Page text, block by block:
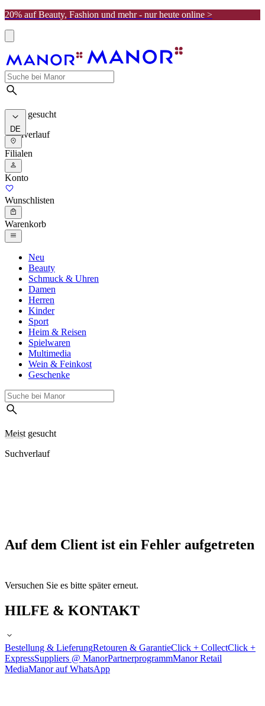
20% auf Beauty, Fashion und mehr - nur heute online >
Meist gesucht
Suchverlauf
DE
Filialen
Konto
Wunschlisten
Warenkorb
Neu
Beauty
Schmuck & Uhren
Damen
Herren
Kinder
Sport
Heim & Reisen
Spielwaren
Multimedia
Wein & Feinkost
Geschenke
Meist gesucht
Suchverlauf
Auf dem Client ist ein Fehler aufgetreten
Versuchen Sie es bitte später erneut.
HILFE & KONTAKT
Bestellung & LieferungRetouren & GarantieClick + CollectClick +
ExpressSuppliers @ ManorPartnerprogrammManor Retail
MediaManor auf WhatsApp